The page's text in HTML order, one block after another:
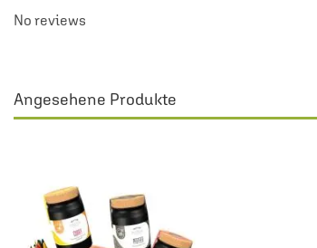
No reviews
Angesehene Produkte